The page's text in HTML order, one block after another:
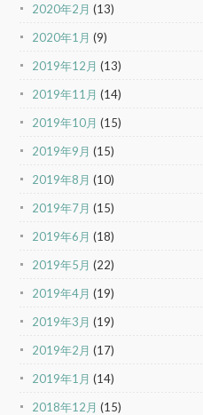
2020年2月 (13)
2020年1月 (9)
2019年12月 (13)
2019年11月 (14)
2019年10月 (15)
2019年9月 (15)
2019年8月 (10)
2019年7月 (15)
2019年6月 (18)
2019年5月 (22)
2019年4月 (19)
2019年3月 (19)
2019年2月 (17)
2019年1月 (14)
2018年12月 (15)